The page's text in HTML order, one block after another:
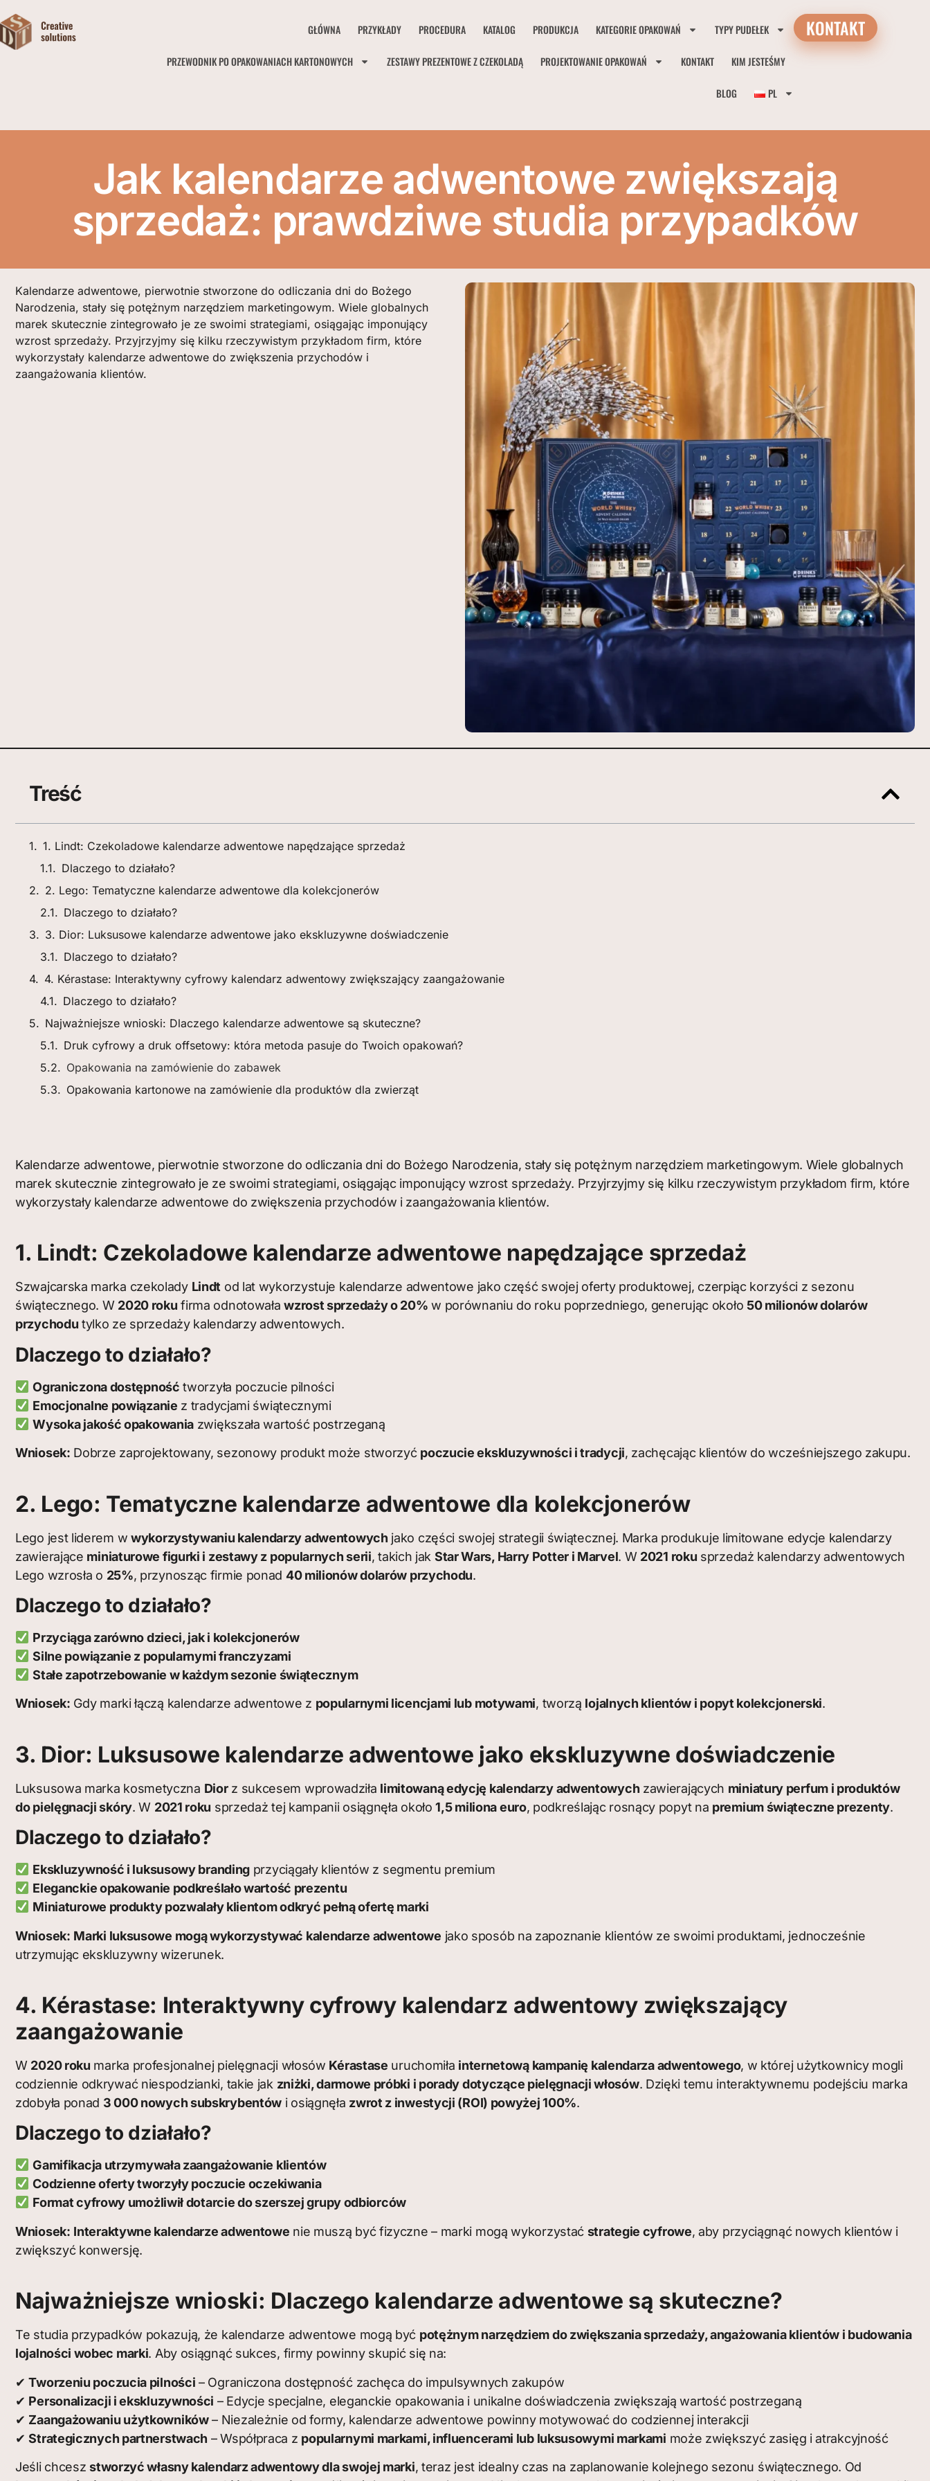
GŁÓWNA PRZYKŁADY PROCEDURA KATALOG PRODUKCJA KATEGORIE OPAKOWAŃ TYPY PUDEŁEK
PRZEWODNIK PO OPAKOWANIACH KARTONOWYCH ZESTAWY PREZENTOWE Z CZEKOLADĄ PROJEKTOWANIE OPAKOWAŃ KONTAKT KIM JESTEŚMY
BLOG PL
KONTAKT
Jak kalendarze adwentowe zwiększają
sprzedaż: prawdziwe studia przypadków
Kalendarze adwentowe, pierwotnie stworzone do odliczania dni do Bożego
Narodzenia, stały się potężnym narzędziem marketingowym. Wiele globalnych
marek skutecznie zintegrowało je ze swoimi strategiami, osiągając imponujący
wzrost sprzedaży. Przyjrzyjmy się kilku rzeczywistym przykładom firm, które
wykorzystały kalendarze adwentowe do zwiększenia przychodów i
zaangażowania klientów.
Treść
1. Lindt: Czekoladowe kalendarze adwentowe napędzające sprzedaż
Dlaczego to działało?
2. Lego: Tematyczne kalendarze adwentowe dla kolekcjonerów
Dlaczego to działało?
3. Dior: Luksusowe kalendarze adwentowe jako ekskluzywne doświadczenie
Dlaczego to działało?
4. Kérastase: Interaktywny cyfrowy kalendarz adwentowy zwiększający zaangażowanie
Dlaczego to działało?
Najważniejsze wnioski: Dlaczego kalendarze adwentowe są skuteczne?
Druk cyfrowy a druk offsetowy: która metoda pasuje do Twoich opakowań?
Opakowania na zamówienie do zabawek
Opakowania kartonowe na zamówienie dla produktów dla zwierząt
Kalendarze adwentowe, pierwotnie stworzone do odliczania dni do Bożego Narodzenia, stały się potężnym narzędziem marketingowym. Wiele globalnych
marek skutecznie zintegrowało je ze swoimi strategiami, osiągając imponujący wzrost sprzedaży. Przyjrzyjmy się kilku rzeczywistym przykładom firm, które
wykorzystały kalendarze adwentowe do zwiększenia przychodów i zaangażowania klientów.
1. Lindt: Czekoladowe kalendarze adwentowe napędzające sprzedaż
Szwajcarska marka czekolady Lindt od lat wykorzystuje kalendarze adwentowe jako część swojej oferty produktowej, czerpiąc korzyści z sezonu
świątecznego. W 2020 roku firma odnotowaławzrost sprzedaży o 20% w porównaniu do roku poprzedniego, generując około 50 milionów dolarów
przychodu tylko ze sprzedaży kalendarzy adwentowych.
Dlaczego to działało?
Ograniczona dostępność tworzyła poczucie pilności
Emocjonalne powiązanie z tradycjami świątecznymi
Wysoka jakość opakowania zwiększała wartość postrzeganą
Wniosek: Dobrze zaprojektowany, sezonowy produkt może stworzyć poczucie ekskluzywności i tradycji, zachęcając klientów do wcześniejszego zakupu.
2. Lego: Tematyczne kalendarze adwentowe dla kolekcjonerów
Lego jest liderem w wykorzystywaniu kalendarzy adwentowych jako części swojej strategii świątecznej. Marka produkuje limitowane edycje kalendarzy
zawierające miniaturowe figurki i zestawy z popularnych serii, takich jak Star Wars, Harry Potter i Marvel. W 2021 roku sprzedaż kalendarzy adwentowych
Lego wzrosła o 25%, przynosząc firmie ponad 40 milionów dolarów przychodu.
Dlaczego to działało?
Przyciąga zarówno dzieci, jak i kolekcjonerów
Silne powiązanie z popularnymi franczyzami
Stałe zapotrzebowanie w każdym sezonie świątecznym
Wniosek: Gdy marki łączą kalendarze adwentowe z popularnymi licencjami lub motywami, tworzą lojalnych klientów i popyt kolekcjonerski.
3. Dior: Luksusowe kalendarze adwentowe jako ekskluzywne doświadczenie
Luksusowa marka kosmetyczna Diorz sukcesem wprowadziła limitowaną edycję kalendarzy adwentowych zawierających miniatury perfum i produktów
do pielęgnacji skóry. W 2021 roku sprzedaż tej kampanii osiągnęła około1,5 miliona euro, podkreślając rosnący popyt na premium świąteczne prezenty.
Dlaczego to działało?
Ekskluzywność i luksusowy branding przyciągały klientów z segmentu premium
Eleganckie opakowanie podkreślało wartość prezentu
Miniaturowe produkty pozwalały klientom odkryć pełną ofertę marki
Wniosek: Marki luksusowe mogą wykorzystywać kalendarze adwentowe jako sposób na zapoznanie klientów ze swoimi produktami, jednocześnie
utrzymując ekskluzywny wizerunek.
4. Kérastase: Interaktywny cyfrowy kalendarz adwentowy zwiększający
zaangażowanie
W 2020 roku marka profesjonalnej pielęgnacji włosów Kérastase uruchomiła internetową kampanię kalendarza adwentowego, w której użytkownicy mogli
codziennie odkrywać niespodzianki, takie jak zniżki, darmowe próbki i porady dotyczące pielęgnacji włosów. Dzięki temu interaktywnemu podejściu marka
zdobyła ponad 3 000 nowych subskrybentów i osiągnęła zwrot z inwestycji (ROI) powyżej 100%.
Dlaczego to działało?
Gamifikacja utrzymywała zaangażowanie klientów
Codzienne oferty tworzyły poczucie oczekiwania
Format cyfrowy umożliwił dotarcie do szerszej grupy odbiorców
Wniosek: Interaktywne kalendarze adwentowe nie muszą być fizyczne – marki mogą wykorzystać strategie cyfrowe, aby przyciągnąć nowych klientów i
zwiększyć konwersję.
Najważniejsze wnioski: Dlaczego kalendarze adwentowe są skuteczne?
Te studia przypadków pokazują, że kalendarze adwentowe mogą być potężnym narzędziem do zwiększania sprzedaży, angażowania klientów i budowania
lojalności wobec marki. Aby osiągnąć sukces, firmy powinny skupić się na:
✔Tworzeniu poczucia pilności – Ograniczona dostępność zachęca do impulsywnych zakupów
✔ Personalizacji i ekskluzywności – Edycje specjalne, eleganckie opakowania i unikalne doświadczenia zwiększają wartość postrzeganą
✔ Zaangażowaniu użytkowników– Niezależnie od formy, kalendarze adwentowe powinny motywować do codziennej interakcji
✔Strategicznych partnerstwach – Współpraca z popularnymi markami, influencerami lub luksusowymi markami może zwiększyć zasięg i atrakcyjność
Jeśli chceszstworzyć własny kalendarz adwentowy dla swojej marki, teraz jest idealny czas na zaplanowanie kolejnego sezonu świątecznego. Od